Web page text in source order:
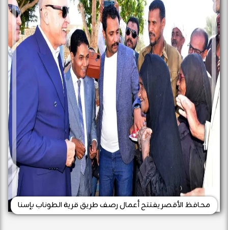
محافظ الأقصر يفتتح أعمال رصف طريق قرية الطوناب بإسنا